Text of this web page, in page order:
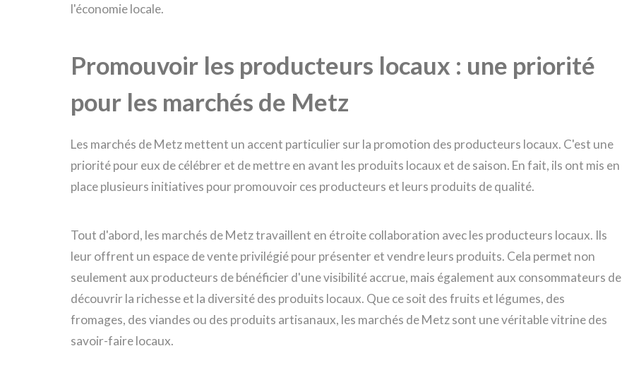
l'économie locale.
Promouvoir les producteurs locaux : une priorité
pour les marchés de Metz
Les marchés de Metz mettent un accent particulier sur la promotion des producteurs locaux. C'est une
priorité pour eux de célébrer et de mettre en avant les produits locaux et de saison. En fait, ils ont mis en
place plusieurs initiatives pour promouvoir ces producteurs et leurs produits de qualité.
Tout d'abord, les marchés de Metz travaillent en étroite collaboration avec les producteurs locaux. Ils
leur offrent un espace de vente privilégié pour présenter et vendre leurs produits. Cela permet non
seulement aux producteurs de bénéficier d'une visibilité accrue, mais également aux consommateurs de
découvrir la richesse et la diversité des produits locaux. Que ce soit des fruits et légumes, des
fromages, des viandes ou des produits artisanaux, les marchés de Metz sont une véritable vitrine des
savoir-faire locaux.